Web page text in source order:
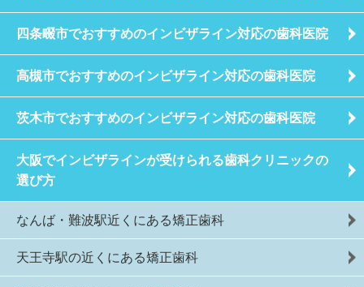
四条畷市でおすすめのインビザライン対応の歯科医院
高槻市でおすすめのインビザライン対応の歯科医院
茨木市でおすすめのインビザライン対応の歯科医院
大阪でインビザラインが受けられる歯科クリニックの
選び方
なんば・難波駅近くにある矯正歯科
天王寺駅の近くにある矯正歯科